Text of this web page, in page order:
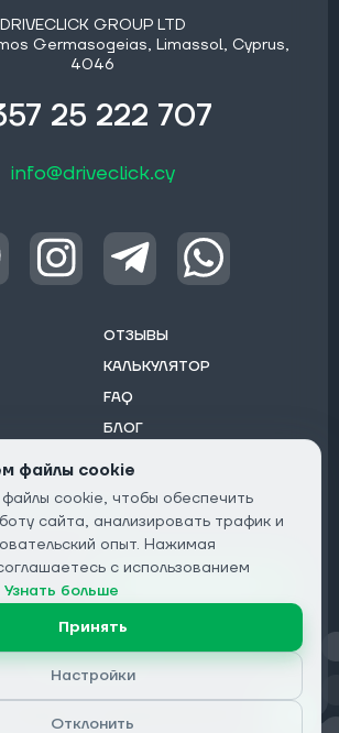
DRIVECLICK GROUP LTD
Germasogeias, Limassol, Cyprus,
4046
25 222 707
info@driveclick.cy
ОТЗЫВЫ
КАЛЬКУЛЯТОР
FAQ
БЛОГ
на рассылку:
Конфиденциальность
файлы cookie
cookie, чтобы обеспечить
сайта, анализировать трафик и
опыт. Нажимая
с использованием
Узнать больше
Принять
Настройки
Отклонить